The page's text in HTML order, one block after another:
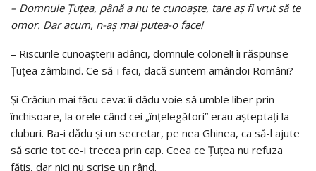
– Domnule Țuțea, până a nu te cunoaşte, tare aş fi vrut să te
omor. Dar acum, n-aş mai putea-o face!
– Riscurile cunoaşterii adânci, domnule colonel! îi răspunse
Țuțea zâmbind. Ce să-i faci, dacă suntem amândoi Români?
Şi Crăciun mai făcu ceva: îi dădu voie să umble liber prin
închisoare, la orele când cei „înţelegători” erau aşteptaţi la
cluburi. Ba-i dădu şi un secretar, pe nea Ghinea, ca să-l ajute
să scrie tot ce-i trecea prin cap. Ceea ce Țuțea nu refuza
făţiş, dar nici nu scrise un rând.